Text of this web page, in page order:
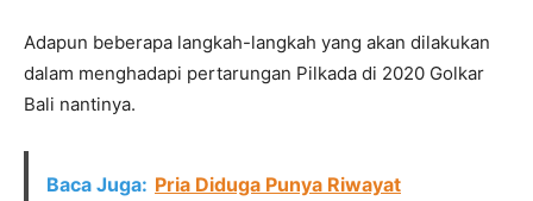
Adapun beberapa langkah-langkah yang akan dilakukan
dalam menghadapi pertarungan Pilkada di 2020 Golkar
Bali nantinya.
Baca Juga: Pria Diduga Punya Riwayat